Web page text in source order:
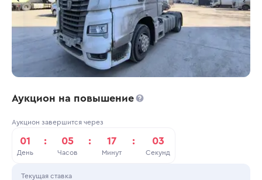
Аукцион на повышение
Аукцион завершится через
01
День
: 05
Часов
: 17
Минут
: 03
Секунд
Текущая ставка